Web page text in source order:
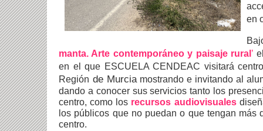
en
manta. Arte contemporáneo y paisaje rural’
en el que ESCUELA CENDEAC visitará
Región de Murcia mostrando e invitando al
dando a conocer sus servicios tanto los
centro, como los recursos audiovisuales
los públicos que no puedan o que tengan más
centro.